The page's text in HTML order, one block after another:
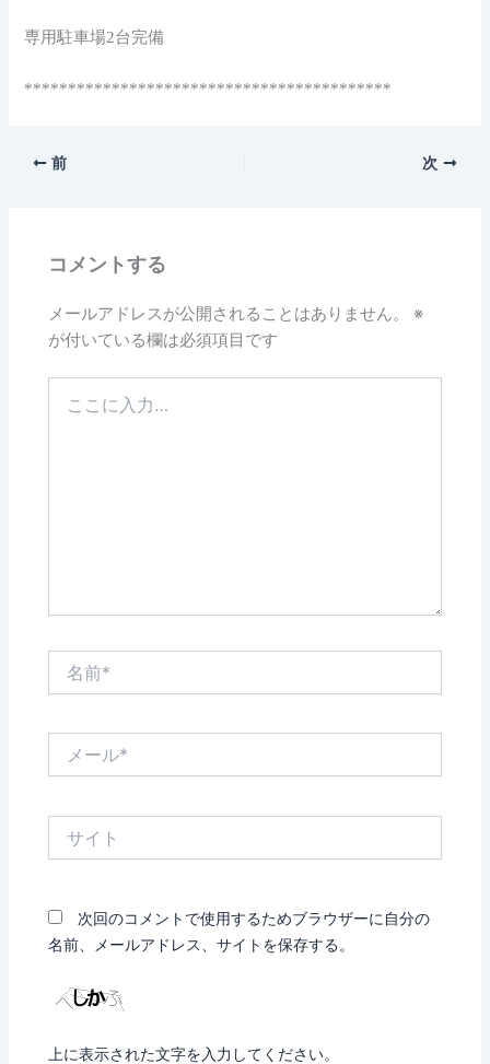
専用駐車場2台完備
******************************************
前 次
コメントする
メールアドレスが公開されることはありません。
※
が付いている欄は必須項目です
次回のコメントで使用するためブラウザーに自分の
名前、メールアドレス、サイトを保存する。
上に表示された文字を入力してください。